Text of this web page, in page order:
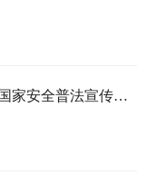
邯郸武安市开展国家网络安全宣传周暨国家安全普法宣传活动